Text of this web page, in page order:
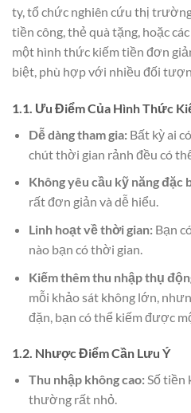
ty, tổ chức nghiên cứu thị
tiền công, thẻ quà tặng, hoặc
một hình thức kiếm tiền đơn
biệt, phù hợp với nhiều đối
1.1. Ưu Điểm Của Hình Thức
Dễ dàng tham gia:Bất kỳ ai
chút thời gian rảnh đều có
Không yêu cầu kỹ năng đặc
rất đơn giản và dễ hiểu.
Linh hoạt về thời gian:Bạn
nào bạn có thời gian.
Kiếm thêm thu nhập thụ
mỗi khảo sát không lớn,
đặn, bạn có thể kiếm được
1.2. Nhược Điểm Cần Lưu Ý
Thu nhập không cao:Số tiền
thường rất nhỏ.